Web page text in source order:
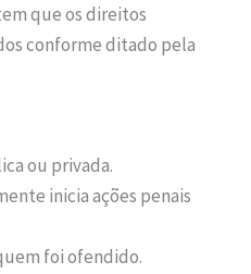
que os direitos
conforme ditado pela
ou privada.
inicia ações penais
foi ofendido.